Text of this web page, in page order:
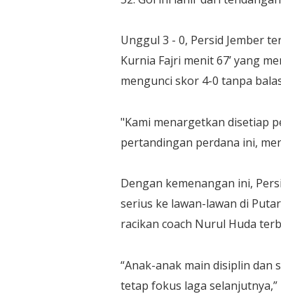
Unggul 3 - 0, Persid Jember
Kurnia Fajri menit 67’ yang
mengunci skor 4-0 tanpa
"Kami menargetkan disetiap
pertandingan perdana ini,
Dengan kemenangan ini,
serius ke lawan-lawan di
racikan coach Nurul Huda
“Anak-anak main disiplin dan
tetap fokus laga